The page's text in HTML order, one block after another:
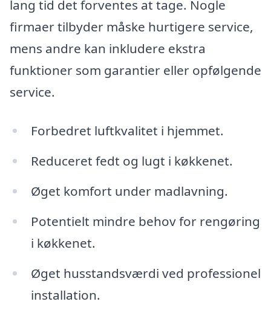
lang tid det forventes at tage. Nogle
firmaer tilbyder måske hurtigere service,
mens andre kan inkludere ekstra
funktioner som garantier eller opfølgende
service.
Forbedret luftkvalitet i hjemmet.
Reduceret fedt og lugt i køkkenet.
Øget komfort under madlavning.
Potentielt mindre behov for rengøring
i køkkenet.
Øget husstandsværdi ved professionel
installation.